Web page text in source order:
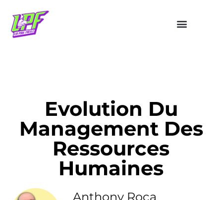
Evolution Du
Management Des
Ressources
Humaines
Anthony Roca